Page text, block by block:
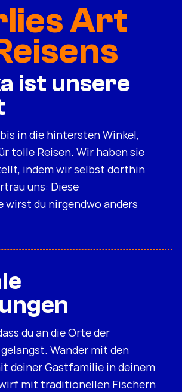
Art
ist unsere
in die hintersten Winkel,
tolle Reisen. Wir haben sie
indem wir selbst dorthin
uns: Diese
wirst du nirgendwo anders
du an die Orte der
Wander mit den
deiner Gastfamilie in deinem
mit traditionellen Fischern